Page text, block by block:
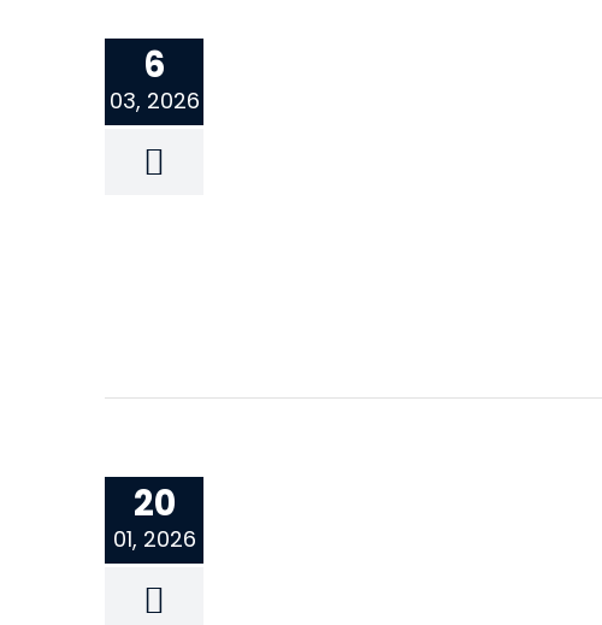
6
03, 2026
20
01, 2026